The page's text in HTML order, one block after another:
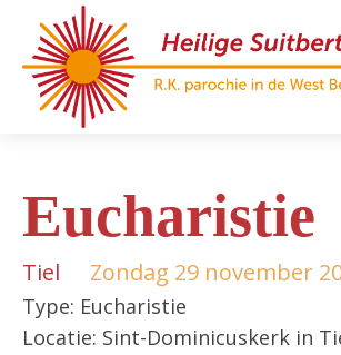
Eucharistie
Tiel Zondag 29 november
Type: Eucharistie
Locatie: Sint-Dominicuskerk in